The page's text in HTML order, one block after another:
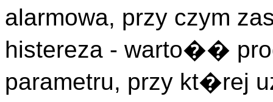
alarmowa, przy czym
histereza - warto��
parametru, przy kt�rej